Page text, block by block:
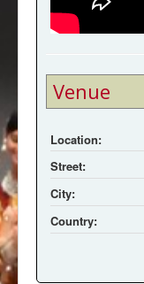
Venue
Location:
Street:
City:
Country: